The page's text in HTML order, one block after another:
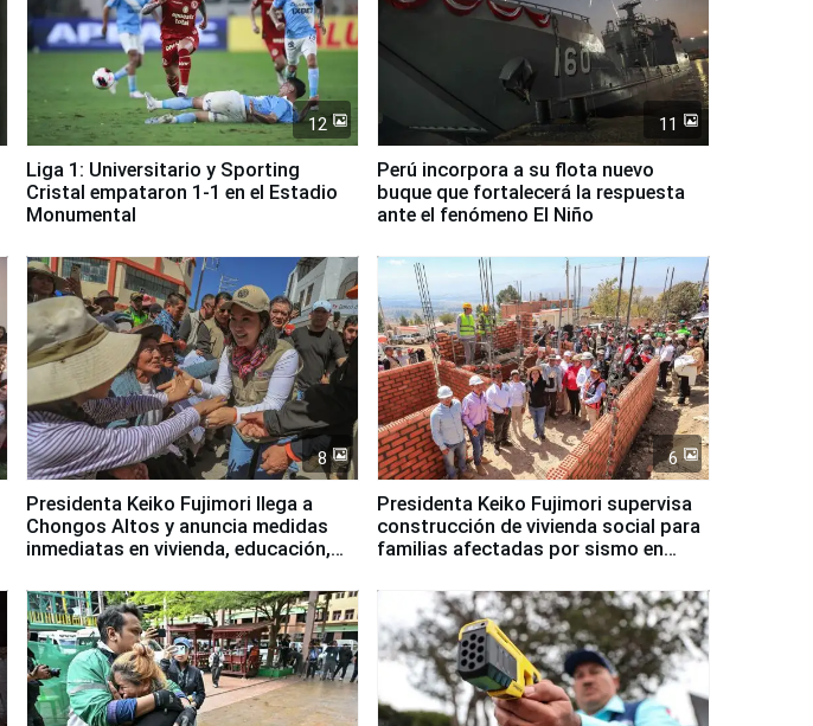
12
Liga 1: Universitario y Sporting
Cristal empataron 1-1 en el Estadio
Monumental
11
Perú incorpora a su flota nuevo
buque que fortalecerá la respuesta
ante el fenómeno El Niño
8
Presidenta Keiko Fujimori llega a
Chongos Altos y anuncia medidas
inmediatas en vivienda, educación,
6
Presidenta Keiko Fujimori supervisa
construcción de vivienda social para
familias afectadas por sismo en